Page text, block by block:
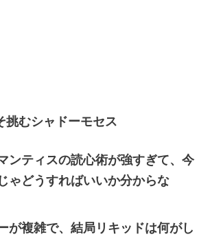
むシャドーモセス
ンティスの読心術が強すぎて、今
ゃどうすればいいか分からな
が複雑で、結局リキッドは何がし